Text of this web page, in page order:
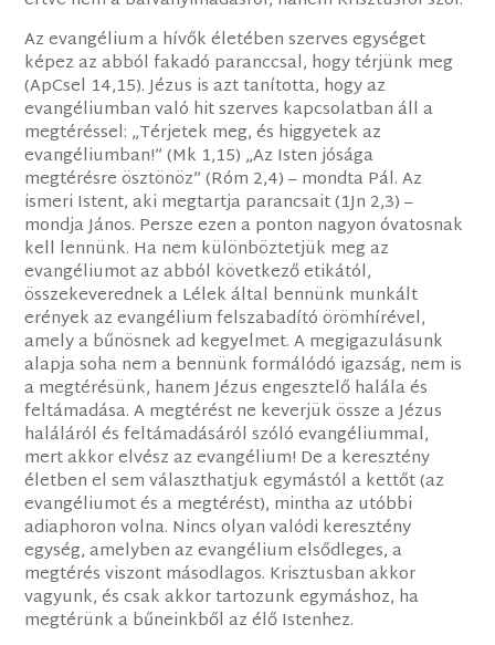
Az evangélium a hívők életében szerves egységet
képez az abból fakadó paranccsal, hogy térjünk meg
(ApCsel 14,15). Jézus is azt tanította, hogy az
evangéliumban való hit szerves kapcsolatban áll a
megtéréssel: „Térjetek meg, és higgyetek az
evangéliumban!” (Mk 1,15) „Az Isten jósága
megtérésre ösztönöz” (Róm 2,4) – mondta Pál. Az
ismeri Istent, aki megtartja parancsait (1Jn 2,3) –
mondja János. Persze ezen a ponton nagyon óvatosnak
kell lennünk. Ha nem különböztetjük meg az
evangéliumot az abból következő etikától,
összekeverednek a Lélek által bennünk munkált
erények az evangélium felszabadító örömhírével,
amely a bűnösnek ad kegyelmet. A megigazulásunk
alapja soha nem a bennünk formálódó igazság, nem is
a megtérésünk, hanem Jézus engesztelő halála és
feltámadása. A megtérést ne keverjük össze a Jézus
haláláról és feltámadásáról szóló evangéliummal,
mert akkor elvész az evangélium! De a keresztény
életben el sem választhatjuk egymástól a kettőt (az
evangéliumot és a megtérést), mintha az utóbbi
adiaphoron volna. Nincs olyan valódi keresztény
egység, amelyben az evangélium elsődleges, a
megtérés viszont másodlagos. Krisztusban akkor
vagyunk, és csak akkor tartozunk egymáshoz, ha
megtérünk a bűneinkből az élő Istenhez.